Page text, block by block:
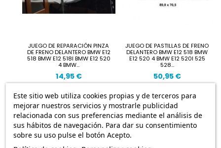
JUEGO DE REPARACIÓN PINZA
DE FRENO DELANTERO BMW E12
518 BMW E12 518I BMW E12 520
4 BMW...
14,95 €
JUEGO DE PASTILLAS DE FRENO
DELANTERO BMW E12 518 BMW
E12 520 4 BMW E12 520I 525
528...
50,95 €
Este sitio web utiliza cookies propias y de terceros para
mejorar nuestros servicios y mostrarle publicidad
relacionada con sus preferencias mediante el análisis de
sus hábitos de navegación. Para dar su consentimiento
sobre su uso pulse el botón Acepto.